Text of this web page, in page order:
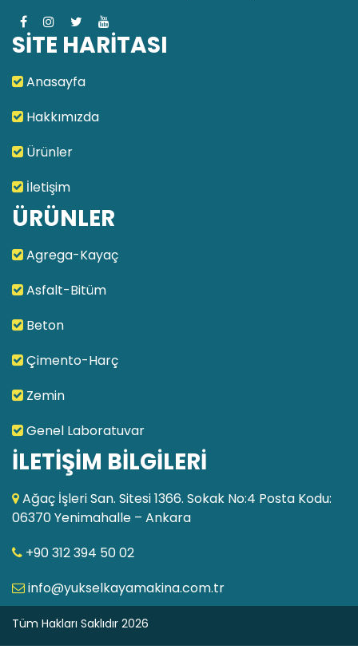
SİTE HARİTASI
Anasayfa
Hakkımızda
Ürünler
İletişim
ÜRÜNLER
Agrega-Kayaç
Asfalt-Bitüm
Beton
Çimento-Harç
Zemin
Genel Laboratuvar
İLETİŞİM BİLGİLERİ
Ağaç İşleri San. Sitesi 1366. Sokak No:4 Posta Kodu:
06370 Yenimahalle – Ankara
+90 312 394 50 02
info@yukselkayamakina.com.tr
Tüm Hakları Saklıdır 2026